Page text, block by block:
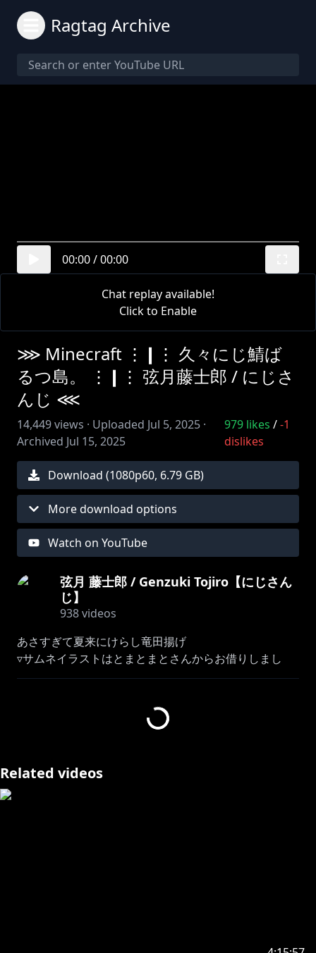
Ragtag Archive
00:00/00:00
Chat replay available!
Click to Enable
⋙ Minecraft ⋮❙⋮ 久々にじ鯖ば
るつ島。 ⋮❙⋮ 弦月藤士郎 / にじさ
んじ ⋘
14,449views · Uploaded Jul 5, 2025 ·
Archived Jul 15, 2025
979 likes /-1
dislikes
Download (1080p60, 6.79 GB)
More download options
Watch on YouTube
弦月 藤士郎 / Genzuki Tojiro【にじさん
じ】
938videos
あさすぎて夏来にけらし竜田揚げ
▿サムネイラストはとまとまとさんからお借りしまし
た！
https://x.com/tm_tmt__/status/194023001247892297
今日も見に来てくれてありがとうございます！チャンネ
Related videos